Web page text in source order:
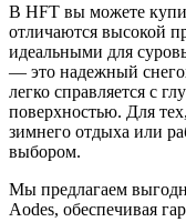
В HFT вы можете
отличаются высокой
идеальными для
— это надежный
легко справляется с
поверхностью. Для
зимнего отдыха или
выбором.
Мы предлагаем
Aodes, обеспечивая